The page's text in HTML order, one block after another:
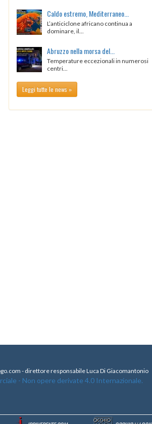
Caldo estremo, Mediterraneo...
L’anticiclone africano continua a
dominare, il...
Abruzzo nella morsa del...
Temperature eccezionali in numerosi
centri...
Leggi tutte le news »
- direttore responsabile Luca Di Giacomantonio
- Non opere derivate 4.0 Internazionale.